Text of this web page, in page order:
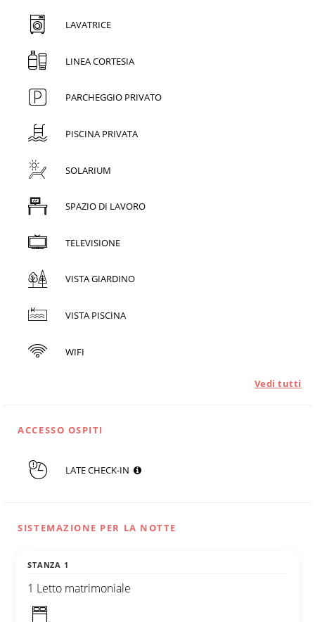
LAVATRICE
LINEA CORTESIA
PARCHEGGIO PRIVATO
PISCINA PRIVATA
SOLARIUM
SPAZIO DI LAVORO
TELEVISIONE
VISTA GIARDINO
VISTA PISCINA
WIFI
Vedi tutti
ACCESSO OSPITI
LATE CHECK-IN
SISTEMAZIONE PER LA NOTTE
STANZA 1
1 Letto matrimoniale